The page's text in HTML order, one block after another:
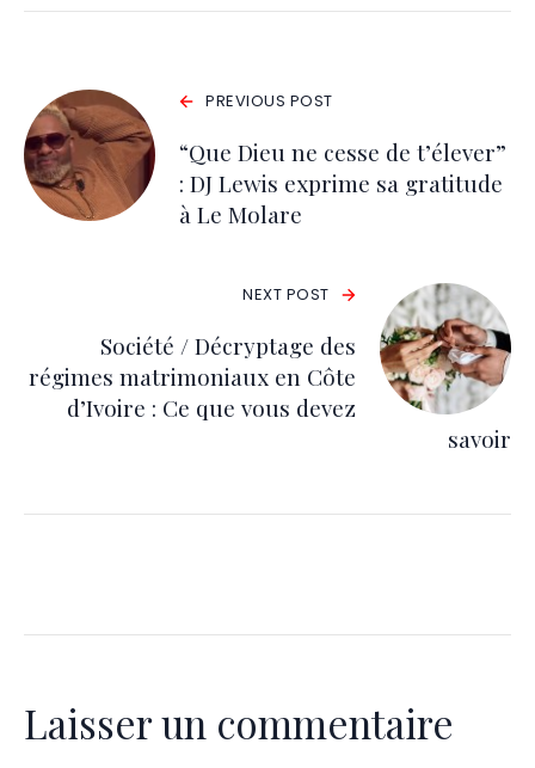
PREVIOUS POST
“Que Dieu ne cesse de t’élever”
: DJ Lewis exprime sa gratitude
à Le Molare
NEXT POST
Société / Décryptage des
régimes matrimoniaux en Côte
d’Ivoire : Ce que vous devez
savoir
Laisser un commentaire